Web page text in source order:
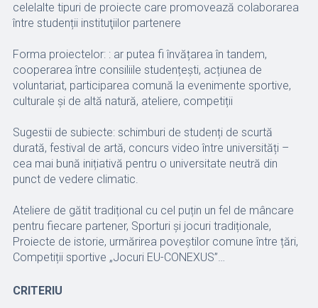
celelalte tipuri de proiecte care promovează colaborarea
între studenții instituţiilor partenere
Forma proiectelor: : ar putea fi învățarea în tandem,
cooperarea între consiliile studențești, acțiunea de
voluntariat, participarea comună la evenimente sportive,
culturale și de altă natură, ateliere, competiții
Sugestii de subiecte: schimburi de studenți de scurtă
durată, festival de artă, concurs video între universități –
cea mai bună inițiativă pentru o universitate neutră din
punct de vedere climatic.
Ateliere de gătit tradițional cu cel puțin un fel de mâncare
pentru fiecare partener, Sporturi și jocuri tradiționale,
Proiecte de istorie, urmărirea poveștilor comune între țări,
Competiții sportive „Jocuri EU-CONEXUS”…
CRITERIU